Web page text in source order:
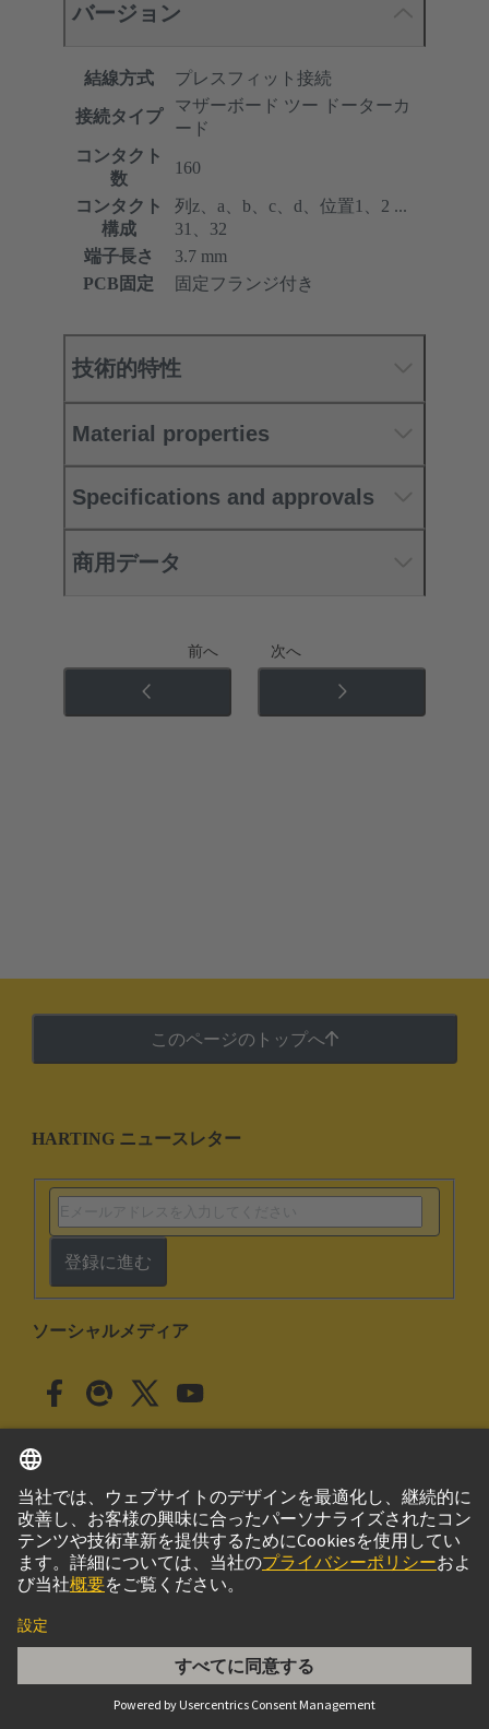
HARBUS 64 FEM 3,7MM CL1
バージョン
結線方式 プレスフィット接続
接続タイプ
マザーボード ツー ドーターカ
ード
コンタクト
数
160
コンタクト
構成
列z、a、b、c、d、位置1、2 ...
31、32
端子長さ
3.7 mm
PCB固定
固定フランジ付き
技術的特性
Material properties
Specifications and approvals
商用データ
前へ 次へ
このページのトップへ
HARTING ニュースレター
登録に進む
ソーシャルメディア
日本 日本語
© ハーティング株式会社
このサイトについて
ご利用条件取引条件